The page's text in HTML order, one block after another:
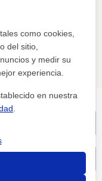
9 10 ...
como cookies,
del sitio,
y medir su
experiencia.
en nuestra